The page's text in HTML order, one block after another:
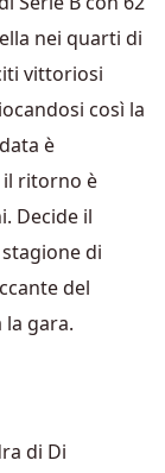
nei quarti di
vittoriosi
così la
è
il ritorno è
Decide il
di
del
gara.
di Di